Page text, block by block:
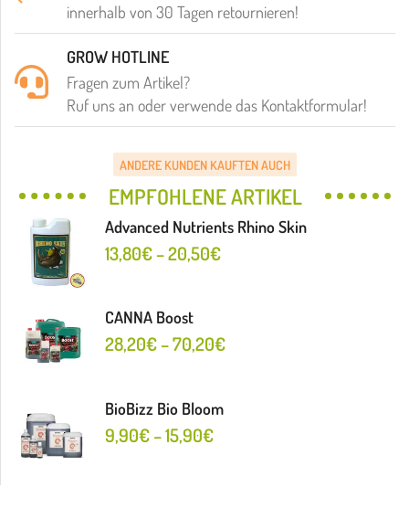
innerhalb von 30 Tagen retournieren!
GROW HOTLINE
Fragen zum Artikel?
Ruf uns an oder verwende das Kontaktformular!
ANDERE KUNDEN KAUFTEN AUCH
EMPFOHLENE ARTIKEL
Advanced Nutrients Rhino Skin
13,80€–20,50€
CANNA Boost
28,20€–70,20€
BioBizz Bio Bloom
9,90€–15,90€